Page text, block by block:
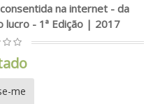
na internet - da
lucro - 1ª Edição | 2017
me